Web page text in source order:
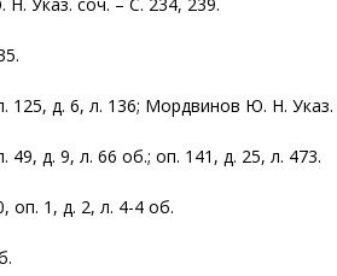
125, д. 6, л. 136; Мордвинов Ю. Н. Указ.
д. 9, л. 66 об.; оп. 141, д. 25, л. 473.
оп. 1, д. 2, л. 4-4 об.